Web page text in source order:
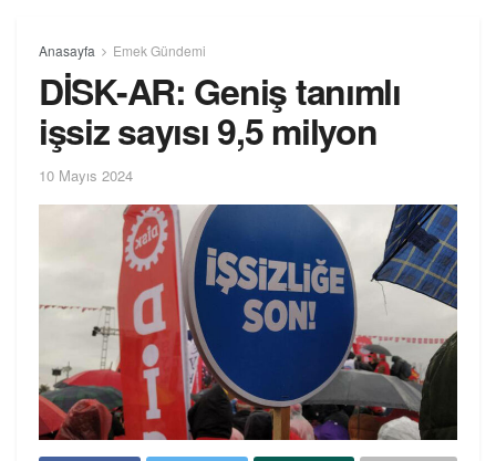
Anasayfa Emek Gündemi
DİSK-AR: Geniş tanımlı
işsiz sayısı 9,5 milyon
10 Mayıs 2024